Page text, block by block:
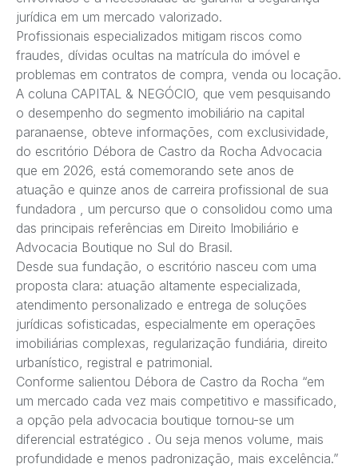
jurídica em um mercado valorizado.
Profissionais especializados mitigam riscos como
fraudes, dívidas ocultas na matrícula do imóvel e
problemas em contratos de compra, venda ou locação.
A coluna CAPITAL & NEGÓCIO, que vem pesquisando
o desempenho do segmento imobiliário na capital
paranaense, obteve informações, com exclusividade,
do escritório Débora de Castro da Rocha Advocacia
que em 2026, está comemorando sete anos de
atuação e quinze anos de carreira profissional de sua
fundadora , um percurso que o consolidou como uma
das principais referências em Direito Imobiliário e
Advocacia Boutique no Sul do Brasil.
Desde sua fundação, o escritório nasceu com uma
proposta clara: atuação altamente especializada,
atendimento personalizado e entrega de soluções
jurídicas sofisticadas, especialmente em operações
imobiliárias complexas, regularização fundiária, direito
urbanístico, registral e patrimonial.
Conforme salientou Débora de Castro da Rocha “em
um mercado cada vez mais competitivo e massificado,
a opção pela advocacia boutique tornou-se um
diferencial estratégico . Ou seja menos volume, mais
profundidade e menos padronização, mais excelência.”